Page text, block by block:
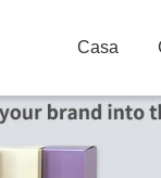
Casa